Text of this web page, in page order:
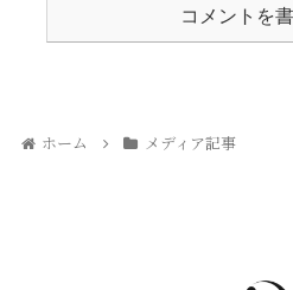
コメントを
ホーム メディア記事